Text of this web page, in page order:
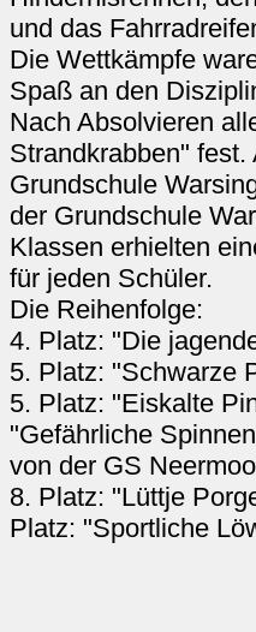
und das
Die Wettkämpfe
Spaß an den
Nach Absolvieren
Strandkrabben"
Grundschule
der Grundschule
Klassen erhielten
für jeden Schüler.
Die Reihenfolge:
4. Platz: "Die
5. Platz: "Schwarze
5. Platz: "Eiskalte
"Gefährliche
von der GS
8. Platz: "Lüttje
Platz: "Sportliche